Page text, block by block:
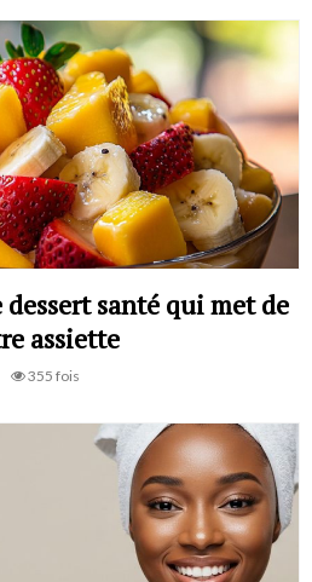
santé qui met de
assiette
355 fois